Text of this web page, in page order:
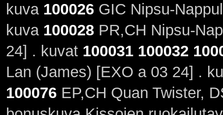
kuva 100026GIC Nipsu-
kuva 100028PR,CH Nipsu-
24] . kuvat 100031 100032
Lan (James) [EXO a 03 24] .
100076EP,CH Quan Twister,